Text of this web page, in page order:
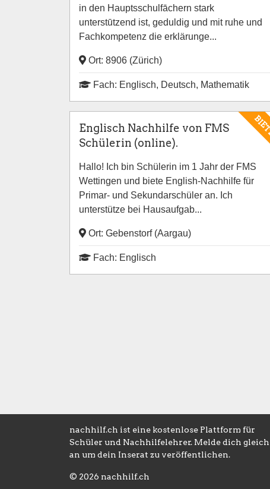
in den Hauptsschulfāchern stark
unterstūtzend ist, geduldig und mit ruhe und
Fachkompetenz die erklärunge...
Ort: 8906 (Zürich)
Fach: Englisch, Deutsch, Mathematik
Englisch Nachhilfe von FMS
Schülerin (online).
Hallo! Ich bin Schülerin im 1 Jahr der FMS
Wettingen und biete English-Nachhilfe für
Primar- und Sekundarschüler an. Ich
unterstütze bei Hausaufgab...
Ort: Gebenstorf (Aargau)
Fach: Englisch
nachhilf.ch ist eine kostenlose Plattform für
Schüler und Nachhilfelehrer. Melde dich gleich
an um dein Inserat zu veröffentlichen.
© 2026 nachhilf.ch